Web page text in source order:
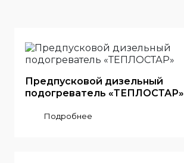
Предпусковой дизельный
подогреватель «ТЕПЛОСТАР»
Подробнее